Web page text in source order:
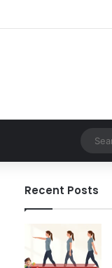
Recent Posts